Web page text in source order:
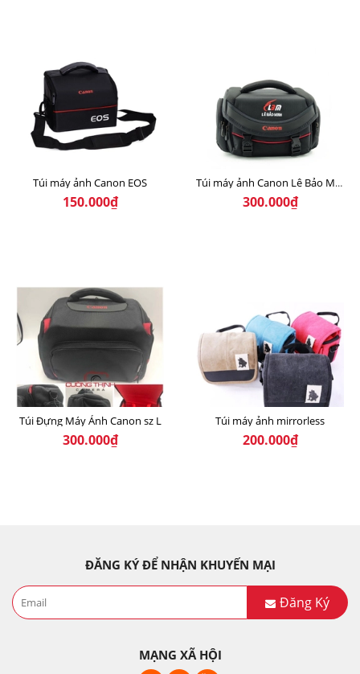
Túi máy ảnh Canon EOS
150.000₫
Túi máy ảnh Canon Lê Bảo Minh
300.000₫
Túi Đựng Máy Ảnh Canon sz L
300.000₫
Túi máy ảnh mirrorless
200.000₫
ĐĂNG KÝ ĐỂ NHẬN KHUYẾN MẠI
Đăng Ký
MẠNG XÃ HỘI